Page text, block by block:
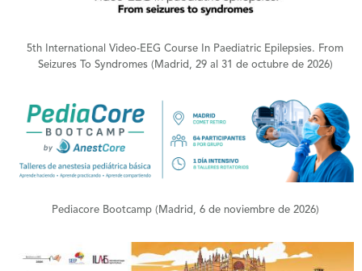
5th International Video-EEG Course In Paediatric Epilepsies. From
Seizures To Syndromes (Madrid, 29 al 31 de octubre de 2026)
+
Pediacore Bootcamp (Madrid, 6 de noviembre de 2026)